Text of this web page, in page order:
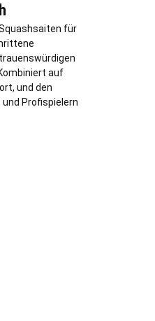
für
auf
und den
Profispielern